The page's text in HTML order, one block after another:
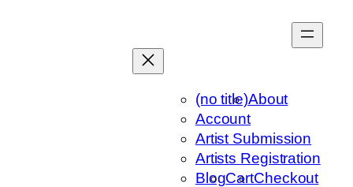
(no title)About
Account
Artist Submission
Artists Registration
BlogCartCheckout